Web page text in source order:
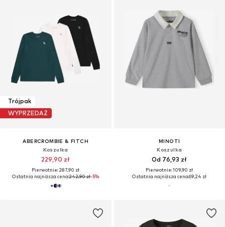
Trójpak
WYPRZEDAŻ
ABERCROMBIE & FITCH
Koszulka
229,90 zł
Pierwotnie: 287,90 zł
Ostatnia najniższa cena:242,90 zł-5%
MINOTI
Koszulka
Od 76,93 zł
Pierwotnie: 109,90 zł
Ostatnia najniższa cena:69,24 zł